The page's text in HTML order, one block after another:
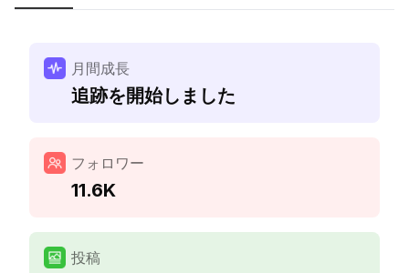
月間成長
追跡を開始しました
フォロワー
11.6K
投稿